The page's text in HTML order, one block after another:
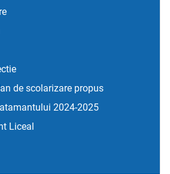
de scolarizare propus
2024-2025
Liceal